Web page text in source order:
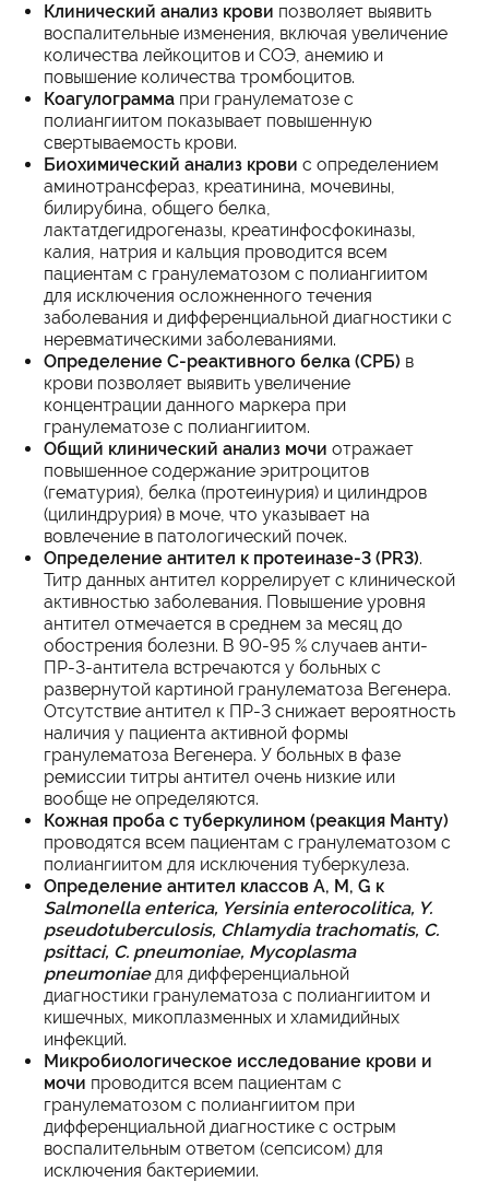
Клинический анализ крови позволяет выявить
воспалительные изменения, включая увеличение
количества лейкоцитов и СОЭ, анемию и
повышение количества тромбоцитов.
Коагулограмма при гранулематозе с
полиангиитом показывает повышенную
свертываемость крови.
Биохимический анализ крови с определением
аминотрансфераз, креатинина, мочевины,
билирубина, общего белка,
лактатдегидрогеназы, креатинфосфокиназы,
калия, натрия и кальция проводится всем
пациентам с гранулематозом с полиангиитом
для исключения осложненного течения
заболевания и дифференциальной диагностики с
неревматическими заболеваниями.
Определение С-реактивного белка (СРБ) в
крови позволяет выявить увеличение
концентрации данного маркера при
гранулематозе с полиангиитом.
Общий клинический анализ мочи отражает
повышенное содержание эритроцитов
(гематурия), белка (протеинурия) и цилиндров
(цилиндрурия) в моче, что указывает на
вовлечение в патологический почек.
Определение антител к протеиназе-3 (PR3).
Титр данных антител коррелирует с клинической
активностью заболевания. Повышение уровня
антител отмечается в среднем за месяц до
обострения болезни. В 90-95 % случаев анти-
ПР-3-антитела встречаются у больных с
развернутой картиной гранулематоза Вегенера.
Отсутствие антител к ПР-3 снижает вероятность
наличия у пациента активной формы
гранулематоза Вегенера. У больных в фазе
ремиссии титры антител очень низкие или
вообще не определяются.
Кожная проба с туберкулином (реакция Манту)
проводятся всем пациентам с гранулематозом с
полиангиитом для исключения туберкулеза.
Определение антител классов A, M, G к
Salmonella enterica, Yersinia enterocolitica, Y.
pseudotuberculosis, Chlamydia trachomatis, C.
psittaci, C. pneumoniae, Mycoplasma
pneumoniaeдля дифференциальной
диагностики гранулематоза с полиангиитом и
кишечных, микоплазменных и хламидийных
инфекций.
Микробиологическое исследование крови и
мочи проводится всем пациентам с
гранулематозом с полиангиитом при
дифференциальной диагностике с острым
воспалительным ответом (сепсисом) для
исключения бактериемии.